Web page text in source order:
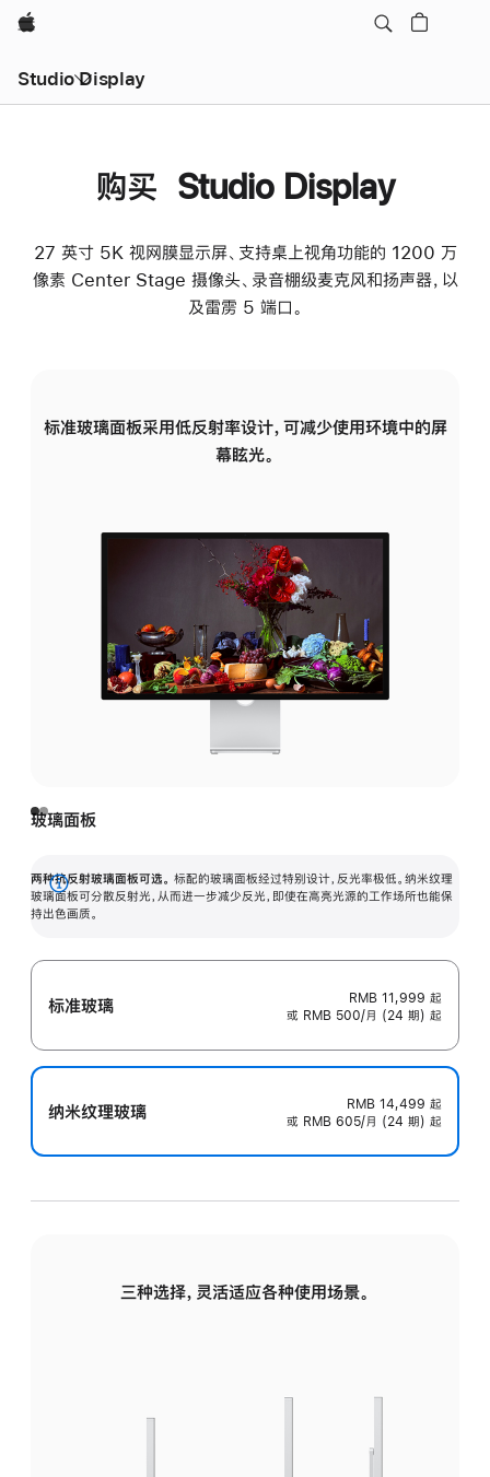
Apple
Studio Display
购买 Studio Display
27 英寸 5K 视网膜显示屏、支持桌上视角功能的 1200 万
像素 Center Stage 摄像头、录音棚级麦克风和扬声器，以
及雷雳 5 端口。
标准玻璃面板采用低反射率设计，可减少使用环境中的屏
幕眩光。
玻璃面板
两种抗反射玻璃面板可选。 标配的玻璃面板经过特别设计，反光率极低。纳米纹理
玻璃面板可分散反射光，从而进一步减少反光，即使在高亮光源的工作场所也能保
持出色画质。
展
开
标准玻璃 RMB 11,999 起
或 RMB 500/月 (24 期) 起
纳米纹理玻璃 RMB 14,499 起
或 RMB 605/月 (24 期) 起
三种选择，灵活适应各种使用场景。